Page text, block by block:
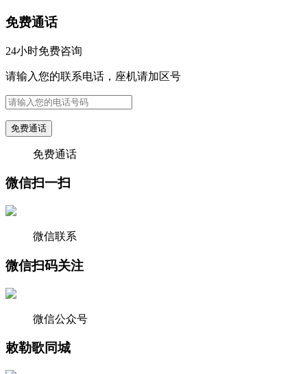
免费通话
24小时免费咨询
请输入您的联系电话，座机请加区号
免费通话
免费通话
微信扫一扫
微信联系
微信扫码关注
微信公众号
敕勒歌同城